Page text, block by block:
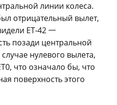
линии колеса.
отрицательный вылет,
ET-42 一
позади центральной
нулевого вылета,
что означало бы, что
поверхность этого